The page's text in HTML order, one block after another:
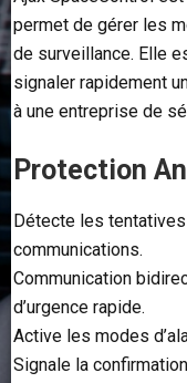
permet de gérer les
de surveillance. Elle
signaler rapidement
à une entreprise de
Protection
Détecte les
communications.
Communication
d’urgence rapide.
Active les modes
Signale la